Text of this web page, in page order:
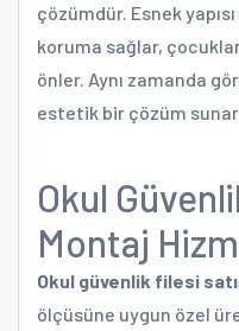
çözümdür. Esnek
koruma sağlar,
önler. Aynı zamanda
estetik bir çözüm
Okul
Montaj
Okul güvenlik filesi
ölçüsüne uygun özel